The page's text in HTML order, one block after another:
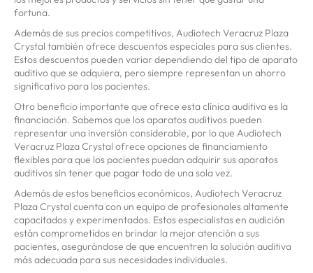
fortuna.
Además de sus precios competitivos, Audiotech Veracruz Plaza
Crystal también ofrece descuentos especiales para sus clientes.
Estos descuentos pueden variar dependiendo del tipo de aparato
auditivo que se adquiera, pero siempre representan un ahorro
significativo para los pacientes.
Otro beneficio importante que ofrece esta clínica auditiva es la
financiación. Sabemos que los aparatos auditivos pueden
representar una inversión considerable, por lo que Audiotech
Veracruz Plaza Crystal ofrece opciones de financiamiento
flexibles para que los pacientes puedan adquirir sus aparatos
auditivos sin tener que pagar todo de una sola vez.
Además de estos beneficios económicos, Audiotech Veracruz
Plaza Crystal cuenta con un equipo de profesionales altamente
capacitados y experimentados. Estos especialistas en audición
están comprometidos en brindar la mejor atención a sus
pacientes, asegurándose de que encuentren la solución auditiva
más adecuada para sus necesidades individuales.